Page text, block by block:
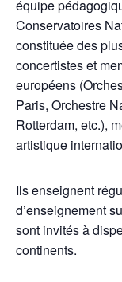
équipe
Conservatoires
constituée des
concertistes et
européens
Paris, Orchestre
Rotterdam, etc.),
artistique
Ils enseignent
d’enseignement
sont invités à
continents.